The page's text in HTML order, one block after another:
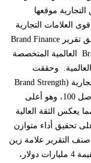
موقعها
العلامات التجارية
في القطاع الخاص في الكويت خلال عام 2026، وفق تقرير Brand Finance
Kuwait 10 الصادر حديثا عن مؤسسة Brand Finance العالمية المتخصصة
وحققت
«زين» بحسب التقرير أعلى مؤشر لقوة العلامة التجارية (Brand Strength
Index – BSI) في الكويت، مسجلة 91 نقطة من أصل 100، وهو أعلى
يعكس الثقة العالية
تحقيق أداء متوازن
صنف التقرير علامة زين
التجارية كأعلى قيمة في القطاع الخاص الكويتي بقيمة 4 مليارات دولار،